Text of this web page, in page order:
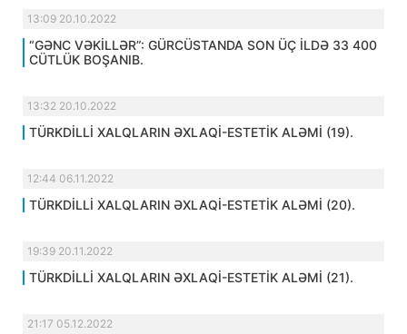
13:09 20.10.2022
“GƏNC VƏKİLLƏR”: GÜRCÜSTANDA SON ÜÇ İLDƏ 33 400
CÜTLÜK BOŞANIB.
13:32 20.10.2022
TÜRKDİLLİ XALQLARIN ƏXLAQİ-ESTETİK ALƏMİ (19).
12:44 06.11.2022
TÜRKDİLLİ XALQLARIN ƏXLAQİ-ESTETİK ALƏMİ (20).
19:39 20.11.2022
TÜRKDİLLİ XALQLARIN ƏXLAQİ-ESTETİK ALƏMİ (21).
21:17 05.12.2022